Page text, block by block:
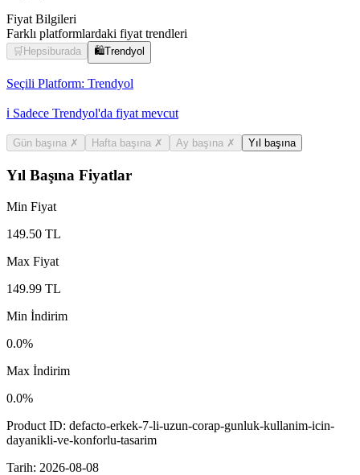
Fiyat Bilgileri
Farklı platformlardaki fiyat trendleri
🛒 Hepsiburada 🛍️Trendyol
Seçili Platform: Trendyol
ℹ️ Sadece Trendyol'da fiyat mevcut
Gün başına ✗ Hafta başına ✗ Ay başına ✗ Yıl başına
Yıl Başına Fiyatlar
Min Fiyat
149.50 TL
Max Fiyat
149.99 TL
Min İndirim
0.0%
Max İndirim
0.0%
Product ID: defacto-erkek-7-li-uzun-corap-gunluk-kullanim-icin-
dayanikli-ve-konforlu-tasarim
Tarih: 2026-08-08